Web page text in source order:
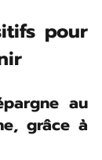
pour
au
grâce à